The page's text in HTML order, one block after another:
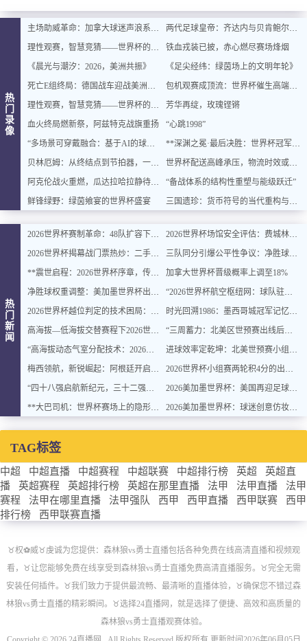
热
门
录
像
主场助威革命：加拿大球迷声浪系统全面升级
理性观赛，智慧竞猜——世界杯的乐趣与平衡之道
《晨光与潮汐：2026，美洲共振》
死亡E组终局：德国战车迎战美洲双雄，出线密码即将揭晓
理性观赛，智慧竞猜——世界杯的乐趣与平衡之道
血火终局燃新祭，阿兹特克战旗重扬
“多场景可穿戴融合：基于AI的球迷体征数据实时整合与智能增强”
贝林厄姆：从终结点到节拍器，一位中场大师的进化论
阿克伦战火重燃，瓜达拉哈拉静待交锋
鲜锋绿野：绿茵飨宴的世界杯盛宴
两代足球皇帝：齐达内与贝肯鲍尔的史诗对话
铁血戎装已披，赤心燃尽赛场烽烟
《足尖经纬：绿茵场上的文明年轮》
包机观赛成顶流：世界杯催生高端出行新风口
芳华再绽，玫瑰铿锵
“心跳1998”
**深渊之冕·最后决胜：世界杯冠军终章**
世界杯配送高峰承压，物流时效或遇延迟挑战
“备战体系的结构性重塑与能级跃迁”
三国遗珍：货币符号的当代重构与文化价值再生
热
门
新
闻
2026世界杯赛制革命：48队扩容下的32强淘汰赛对阵逻辑与规则重塑深度解读
2026世界杯揭幕战门票热炒：二手价翻倍仍被瞬间抢空
**震世启程：2026世界杯序章，传奇燃动**
净胜球权重调整：美加墨世界杯出线规则或迎结构性变化
2026世界杯越位判定的技术困局：毫米级精确与物理极限的博弈边界
高海拔—低海拔交替赛程下2026世界杯球员血氧饱和度的动态追踪与影响机制分析
“高海拔动态气室分配技术：2026世界杯官方用球方案”
梅西领航，新锐崛起：阿根廷开启卫冕新征程
“四十八强启航新纪元，三十二强封存旧章：2026世界杯重塑格局”
**大巴司机：世界杯赛场上的隐形战术指挥官与极限驾驶训练**
2026世界杯场馆安全评估：费城林肯金融球场观众疏散通道宽度合规性深度分析
三队同分引爆公平性争议：净胜球规则再遭质疑
加拿大世界杯晋级概率上调至18%
“2026世界杯航空枢纽网：球队驻地与赛场的快速衔接设计”
时光回溯1986：墨西哥城冠军记忆主题民宿，重燃你的世界杯情怀
“三周蓄力：北美区世预赛出线后的体能优化策略”
进球效率定乾坤：北美世预赛小组排名背后的转化率密码
2026世界杯小组赛两轮积4分的出线概率与晋级稳定性分析
2026美加墨世界杯：美国再迎足球盛宴
2026美加墨世界杯：球迷创意仿妆致敬球星
TAG标签
中超 中超直播 中超赛程 中超联赛 中超排行榜 英超
英超直
播
英超赛程 英超排行榜 英超在那里直播 法甲 法甲直播
法甲
赛程
法甲在哪里直播 法甲强队 西甲 西甲直播 西甲联赛
西甲
排行榜
西甲联赛直播
♉️权⚽威♉️虔诚为您提供：森林狼vs勇士直播包括各种免费在线高清直播和视频观
看，♉️让您能够免费在线享受到森林狼vs勇士直播免费高清直播服务。♉️完全无需
安装任何插件。♉️我们致力于提供最流畅、最清晰的直播体验，♉️确保您不错过森
林狼vs勇士直播的精彩瞬间。♉️选择24直播网，就是选择了便捷、高效和高质量的
森林狼vs勇士直播观赛体验。